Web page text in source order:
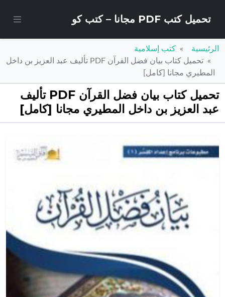
تحميل كتب PDF مجانا – كتب كو
الرئيسية
كتب إسلامية
تحميل كتاب بيان فضل القرآن PDF تأليف عبد العزيز بن داخل
المطيري مجانا [كامل]
تحميل كتاب بيان فضل القرآن PDF تأليف
عبد العزيز بن داخل المطيري مجانا [كامل]